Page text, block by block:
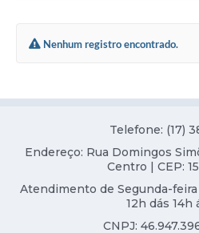
Contratos
Notícias
Obras
Galeria de Vídeos
Nenhum registro encontrado.
Telefone: (17)
Endereço: Rua Domingos
Centro | CEP:
Atendimento de Segunda-
12h dás 14h
CNPJ: